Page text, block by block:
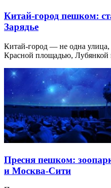
Китай-город пешком:
Зарядье
Китай-город — не одна
Красной площадью, Лубянкой
Пресня пешком:
и Москва-Сити